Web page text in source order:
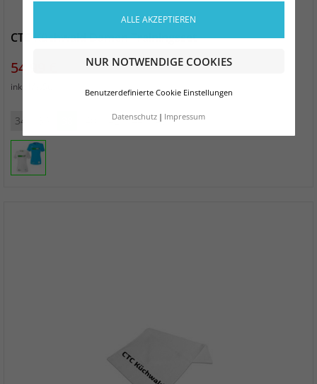
ALLE AKZEPTIEREN
NUR NOTWENDIGE COOKIES
Benutzerdefinierte Cookie Einstellungen
Datenschutz Impressum
CTC Küchwald Damen Trainingsset
Preis
54,99 €
inkl. MwSt.
34 42 44 46